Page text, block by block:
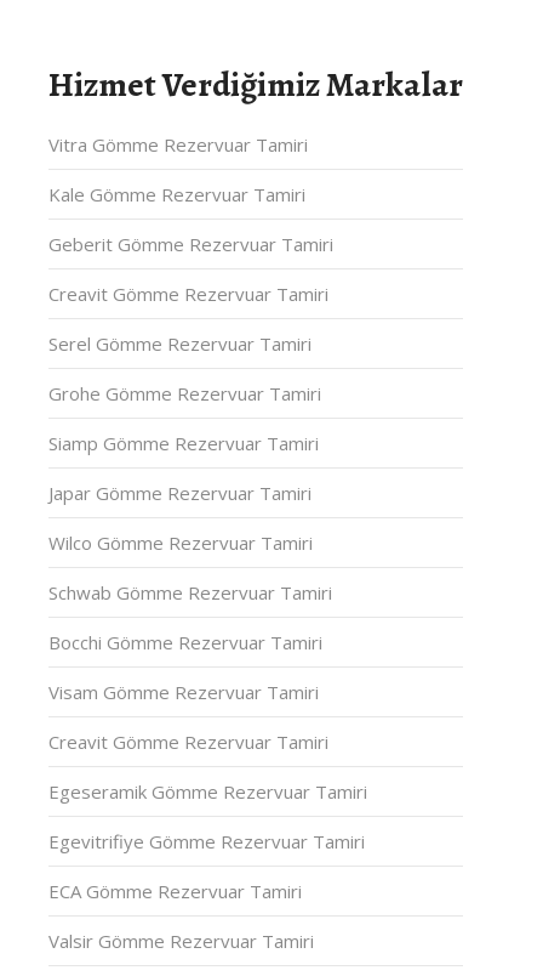
Hizmet Verdiğimiz Markalar
Vitra Gömme Rezervuar Tamiri
Kale Gömme Rezervuar Tamiri
Geberit Gömme Rezervuar Tamiri
Creavit Gömme Rezervuar Tamiri
Serel Gömme Rezervuar Tamiri
Grohe Gömme Rezervuar Tamiri
Siamp Gömme Rezervuar Tamiri
Japar Gömme Rezervuar Tamiri
Wilco Gömme Rezervuar Tamiri
Schwab Gömme Rezervuar Tamiri
Bocchi Gömme Rezervuar Tamiri
Visam Gömme Rezervuar Tamiri
Creavit Gömme Rezervuar Tamiri
Egeseramik Gömme Rezervuar Tamiri
Egevitrifiye Gömme Rezervuar Tamiri
ECA Gömme Rezervuar Tamiri
Valsir Gömme Rezervuar Tamiri